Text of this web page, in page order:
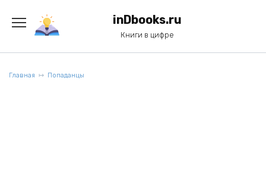
содержанию
inDbooks.ru
Книги в цифре
Главная Попаданцы